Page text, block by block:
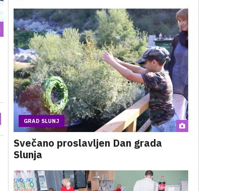
GRAD SLUNJ
Svečano proslavljen Dan grada
Slunja